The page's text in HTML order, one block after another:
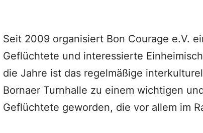
Seit 2009 organisiert Bon Courage e.V.
Geflüchtete und interessierte
die Jahre ist das regelmäßige
Bornaer Turnhalle zu einem wichtigen
Geflüchtete geworden, die vor allem im